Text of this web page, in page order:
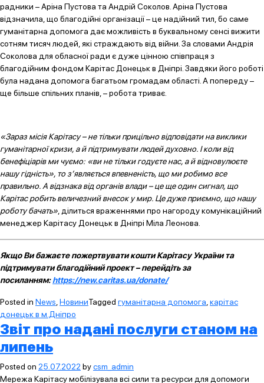
радники – Аріна Пустова та Андрій Соколов. Аріна Пустова
відзначила, що благодійні організації – це надійний тил, бо саме
гуманітарна допомога дає можливість в буквальному сенсі вижити
сотням тисяч людей, які страждають від війни. За словами Андрія
Соколова для обласної ради є дуже цінною співпраця з
благодійним фондом Карітас Донецьк в Дніпрі. Завдяки його роботі
була надана допомога багатьом громадам області. А попереду –
ще більше спільних планів, – робота триває.
«Зараз місія Карітасу – не тільки прицільно відповідати на виклики
гуманітарної кризи, а й підтримувати людей духовно. І коли від
бенефіціарів ми чуємо: «ви не тільки годуєте нас, а й відновулюєте
нашу гідність», то з’являється впевненість, що ми робимо все
правильно. А відзнака від органів влади – це ще один сигнал, що
Карітас робить величезний внесок у мир. Це дуже приємно, що нашу
роботу бачать» , ділиться враженнями про нагороду комунікаційний
менеджер Карітасу Донецьк в Дніпрі Міла Леонова.
Якщо Ви бажаєте пожертвувати кошти Карітасу України та
підтримувати благодійний проект – перейдіть за
посиланням:https://new.caritas.ua/donate/
Posted in News НовиниTagged гуманітарна допомога карітас
донецьк в м.Дніпро
Звіт про надані послуги станом на
липень
Posted on 25.07.2022 bycsm_admin
Мережа Карітасу мобілізувала всі сили та ресурси для допомоги